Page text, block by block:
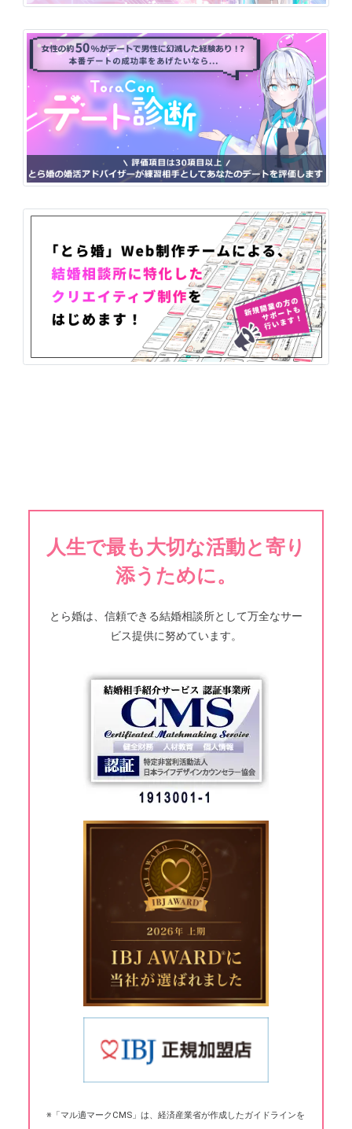
人生で最も大切な活動と寄り
添うために。
とら婚は、信頼できる結婚相談所として万全なサー
ビス提供に努めています。
※「マル適マークCMS」は、経済産業省が作成したガイドラインを